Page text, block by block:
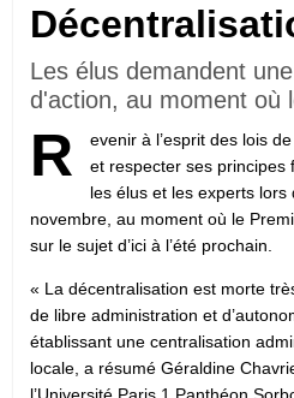
Les élus demandent
d'action, au moment où
R
evenir à l’esprit des lois
et respecter ses principes
les élus et les experts
novembre, au moment où le
sur le sujet d’ici à l’été prochain.
« La décentralisation est morte
de libre administration et
établissant une centralisation
locale, a résumé Géraldine